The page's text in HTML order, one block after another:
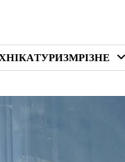
ТУРИЗМРІЗНЕ